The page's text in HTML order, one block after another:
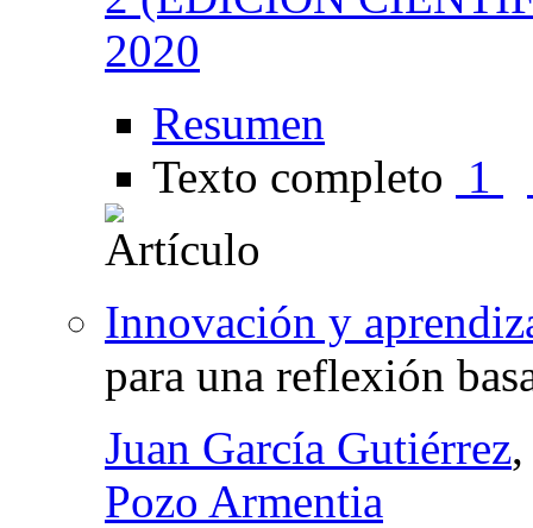
2020
Resumen
Texto completo 1
Innovación y
para una reflexión
Juan García Gutiérrez
Pozo Armentia